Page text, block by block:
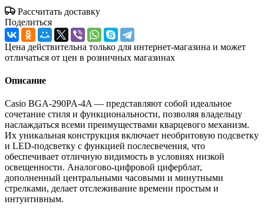
Рассчитать доставку
Поделиться
Цена действительна только для интернет-магазина и может
отличаться от цен в розничных магазинах
Описание
Casio BGA-290PA-4A — представляют собой идеальное
сочетание стиля и функциональности, позволяя владельцу
наслаждаться всеми преимуществами кварцевого механизм.
Их уникальная конструкция включает необритовую подсветку
и LED-подсветку с функцией послесвечения, что
обеспечивает отличную видимость в условиях низкой
освещенности. Аналогово-цифровой циферблат,
дополненный центральными часовыми и минутными
стрелками, делает отслеживание времени простым и
интуитивным.